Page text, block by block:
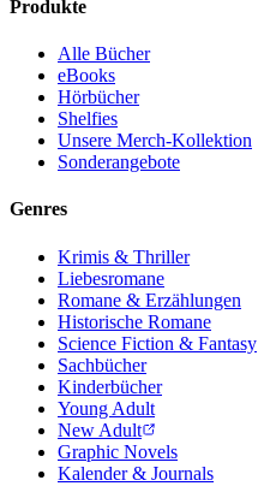
Produkte
Alle Bücher
eBooks
Hörbücher
Shelfies
Unsere Merch-Kollektion
Sonderangebote
Genres
Krimis & Thriller
Liebesromane
Romane & Erzählungen
Historische Romane
Science Fiction & Fantasy
Sachbücher
Kinderbücher
Young Adult
New Adult
Graphic Novels
Kalender & Journals